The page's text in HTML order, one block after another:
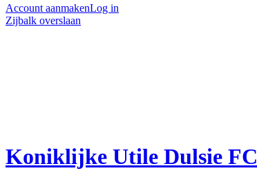
Account aanmakenLog in
Zijbalk overslaan
Koniklijke Utile Dulsie FC